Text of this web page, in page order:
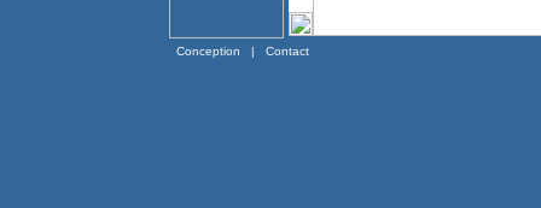
Conception | Contact